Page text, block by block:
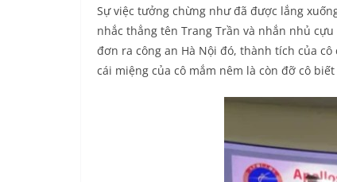
Sự việc tưởng chừng như đã được lắng
nhắc thẳng tên Trang Trần và nhắn nhủ
đơn ra công an Hà Nội đó, thành tích của cô
cái miệng của cô mắm nêm là còn đỡ cô